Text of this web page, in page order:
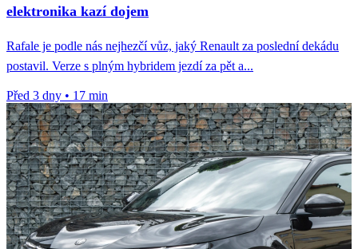
elektronika kazí dojem
Rafale je podle nás nejhezčí vůz, jaký Renault za poslední dekádu
postavil. Verze s plným hybridem jezdí za pět a...
Před 3 dny • 17 min